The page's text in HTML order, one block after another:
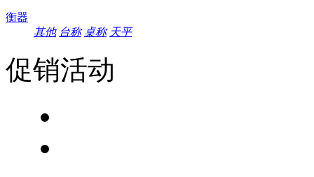
衡器
其他 台称 桌称 天平
促销活动